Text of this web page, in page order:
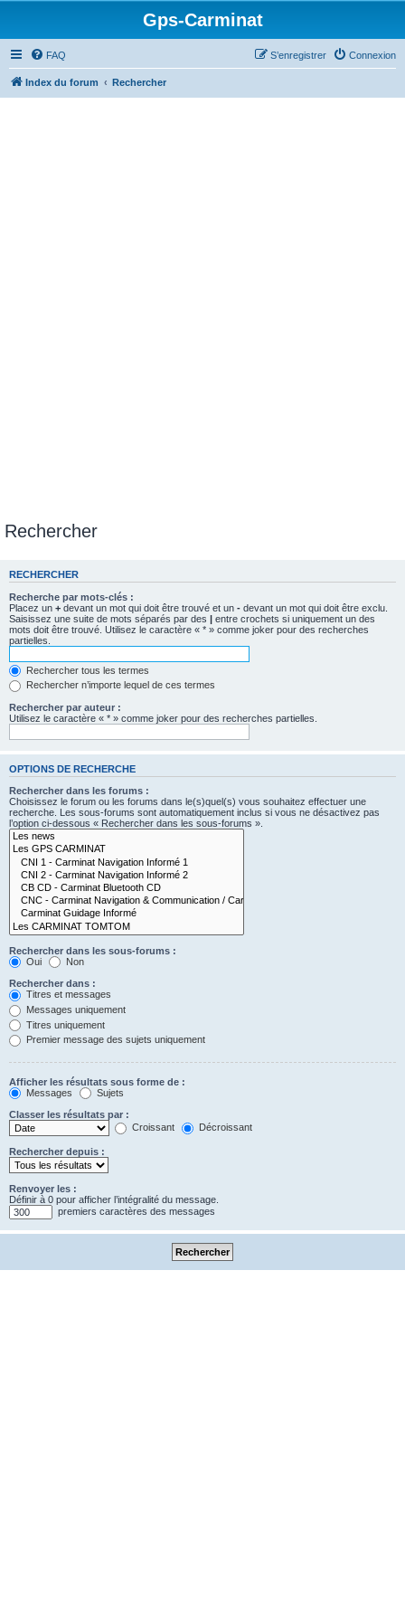
Gps-Carminat
FAQ Connexion
S’enregistrer
Index du forum Rechercher
Rechercher
RECHERCHER
Recherche par mots-clés :
Placez un + devant un mot qui doit être trouvé et un - devant un mot qui doit être exclu.
Saisissez une suite de mots séparés par des | entre crochets si uniquement un des
mots doit être trouvé. Utilisez le caractère « * » comme joker pour des recherches
partielles.
Rechercher tous les termes
Rechercher n’importe lequel de ces termes
Rechercher par auteur :
Utilisez le caractère « * » comme joker pour des recherches partielles.
OPTIONS DE RECHERCHE
Rechercher dans les forums :
Choisissez le forum ou les forums dans le(s)quel(s) vous souhaitez effectuer une
recherche. Les sous-forums sont automatiquement inclus si vous ne désactivez pas
l’option ci-dessous « Rechercher dans les sous-forums ».
Rechercher dans les sous-forums :
Oui
Non
Rechercher dans :
Titres et messages
Messages uniquement
Titres uniquement
Premier message des sujets uniquement
Afficher les résultats sous forme de :
Messages
Sujets
Classer les résultats par :
Croissant
Décroissant
Rechercher depuis :
Renvoyer les :
Définir à 0 pour afficher l’intégralité du message.
premiers caractères des messages